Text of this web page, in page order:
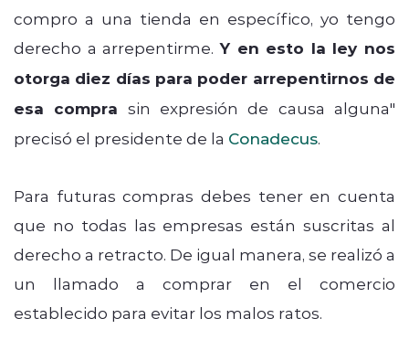
compro a una tienda en específico, yo tengo
derecho a arrepentirme.Y en esto la ley nos
otorga diez días para poder arrepentirnos de
esa compra sin expresión de causa alguna"
precisó el presidente de la Conadecus.
Para futuras compras debes tener en cuenta
que no todas las empresas están suscritas al
derecho a retracto. De igual manera, se realizó a
un llamado a comprar en el comercio
establecido para evitar los malos ratos.